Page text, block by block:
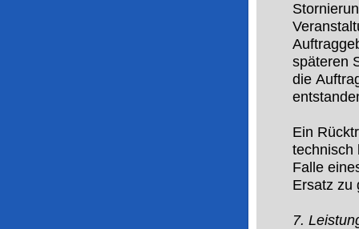
späteren
die
Ein
technisch
Falle
Ersatz zu
7.